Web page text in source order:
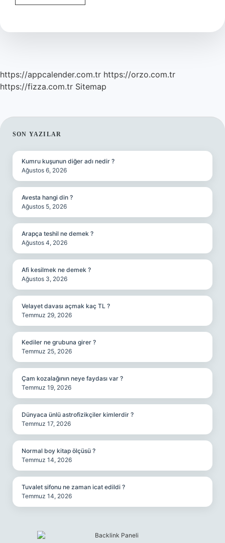
Yesem
https://appcalender.com.tr https://orzo.com.tr
https://fizza.com.tr Sitemap
SIDEBAR
SON YAZILAR
Kumru kuşunun diğer adı nedir ?
Ağustos 6, 2026
Avesta hangi din ?
Ağustos 5, 2026
Arapça teshil ne demek ?
Ağustos 4, 2026
Afi kesilmek ne demek ?
Ağustos 3, 2026
Velayet davası açmak kaç TL ?
Temmuz 29, 2026
Kediler ne grubuna girer ?
Temmuz 25, 2026
Çam kozalağının neye faydası var ?
Temmuz 19, 2026
Dünyaca ünlü astrofizikçiler kimlerdir ?
Temmuz 17, 2026
Normal boy kitap ölçüsü ?
Temmuz 14, 2026
Tuvalet sifonu ne zaman icat edildi ?
Temmuz 14, 2026